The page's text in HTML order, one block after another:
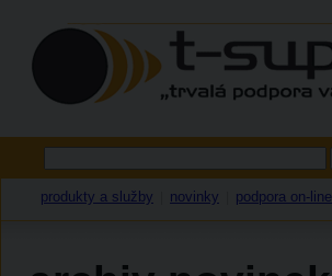
produkty a služby novinky podpora on-line